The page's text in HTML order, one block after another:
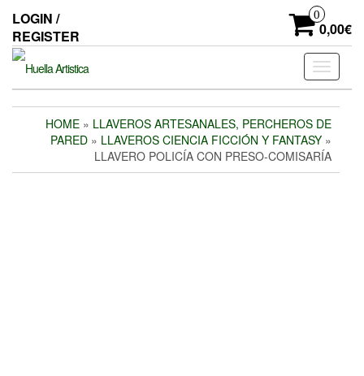
the
content
LOGIN /
REGISTER
0
0,00€
Toggle
HOME » LLAVEROS ARTESANALES, PERCHEROS DE
PARED » LLAVEROS CIENCIA FICCIÓN Y FANTASY »
LLAVERO POLICÍA CON PRESO-COMISARÍA